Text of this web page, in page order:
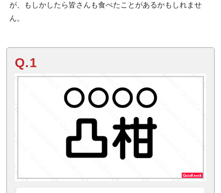
が、もしかしたら皆さんも食べたことがあるかもしれませ
ん。
Q.1